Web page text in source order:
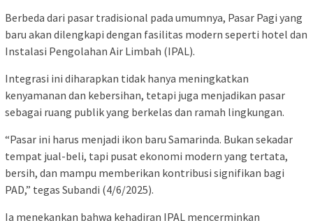
Berbeda dari pasar tradisional pada umumnya, Pasar Pagi yang
baru akan dilengkapi dengan fasilitas modern seperti hotel dan
Instalasi Pengolahan Air Limbah (IPAL).
Integrasi ini diharapkan tidak hanya meningkatkan
kenyamanan dan kebersihan, tetapi juga menjadikan pasar
sebagai ruang publik yang berkelas dan ramah lingkungan.
“Pasar ini harus menjadi ikon baru Samarinda. Bukan sekadar
tempat jual-beli, tapi pusat ekonomi modern yang tertata,
bersih, dan mampu memberikan kontribusi signifikan bagi
PAD,” tegas Subandi (4/6/2025).
Ia menekankan bahwa kehadiran IPAL mencerminkan